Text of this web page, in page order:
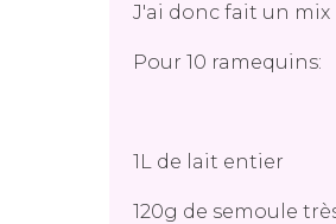
J'ai donc fait un
Pour 10 ramequins:
1L de lait entier
120g de semoule